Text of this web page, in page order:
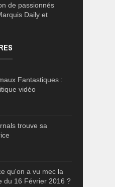
de passionnés
Daily et
Fantastiques :
vidéo
trouve sa
qu'on a vu mec la
du 16 Février 2016 ?